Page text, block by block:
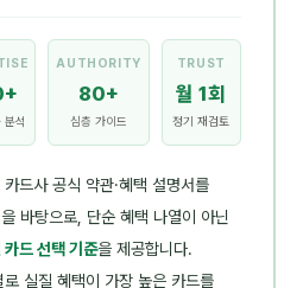
분석
AUTHORITY
80+
심층 가이드
TRUST
월 1회
정기 재검토
드사 공식 약관·혜택 설명서를
바탕으로, 단순 혜택 나열이 아닌
드 선택 기준을 제공합니다.
로 실질 혜택이 가장 높은 카드를